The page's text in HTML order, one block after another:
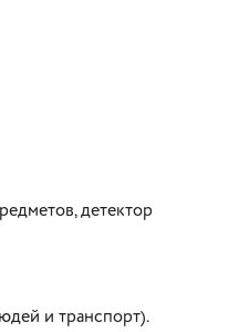
детектор
и транспорт).